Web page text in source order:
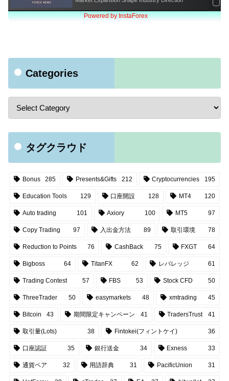
Categories
タグクラウド
Bonus 285 Presents&Gifts 212 Cryptocurrencies 195
Education Tools 129 口座開設 128 MT4 120
Auto trading 101 Axiory 100 MT5 97
Copy Trading 97 入出金方法 89 取引環境 78
Reduction to Points 76 CashBack 75 FXGT 64
Bigboss 64 TitanFX 62 レバレッジ 61
Trading Contest 57 FBS 53 Stock CFD 50
ThreeTrader 50 easymarkets 48 xmtrading 45
Bitcoin 43 期間限定キャンペーン 41 TradersTrust 41
取引量(Lots) 38 Fintokei(フィントケイ) 36
口座認証 35 銀行送金 34 Exness 33
通貨ペア 32 用語辞典 31 PacificUnion 31